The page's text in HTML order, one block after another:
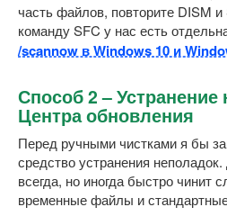
часть файлов, повторите DISM
команду SFC у нас есть
/scannow в Windows 10 и
Способ 2 – Устранение
Центра обновления
Перед ручными чистками я бы
средство устранения
всегда, но иногда быстро чинит
временные файлы и